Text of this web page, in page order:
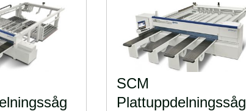
SCM
Plattuppdelningssåg